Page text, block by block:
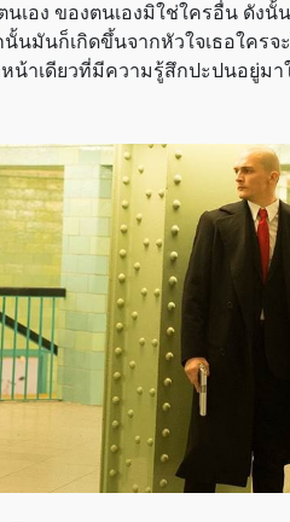
เอง ของตนเองมิใช่ใครอื่น ดังนั้
นมันก็เกิดขึ้นจากหัวใจเธอใครจ
าเดียวที่มีความรู้สึกปะปนอยู่มา